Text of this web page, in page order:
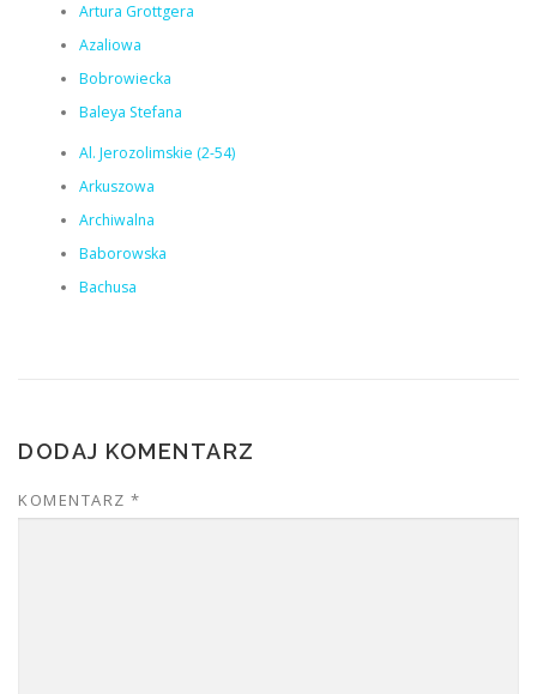
Artura Grottgera
Azaliowa
Bobrowiecka
Baleya Stefana
Al. Jerozolimskie (2-54)
Arkuszowa
Archiwalna
Baborowska
Bachusa
DODAJ KOMENTARZ
KOMENTARZ *